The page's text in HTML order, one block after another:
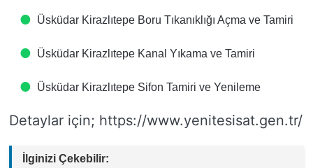
Üsküdar Kirazlıtepe Boru Tıkanıklığı Açma ve Tamiri
Üsküdar Kirazlıtepe Kanal Yıkama ve Tamiri
Üsküdar Kirazlıtepe Sifon Tamiri ve Yenileme
Detaylar için; https://www.yenitesisat.gen.tr/
İlginizi Çekebilir: